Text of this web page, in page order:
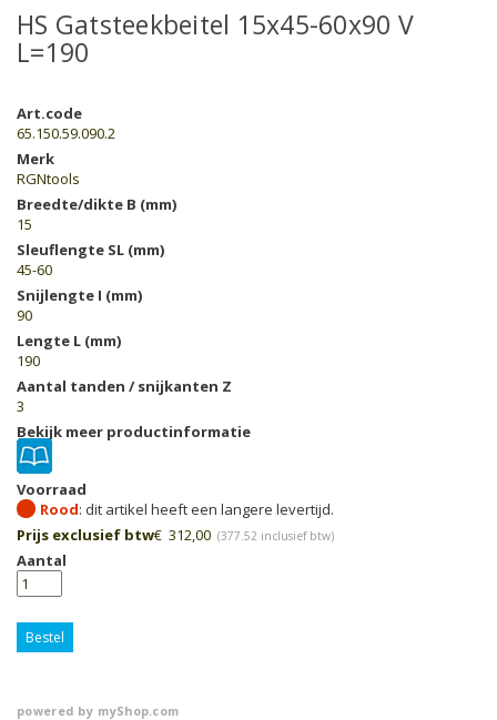
HS Gatsteekbeitel 15x45-60x90 V
L=190
Art.code
65.150.59.090.2
Merk
RGNtools
Breedte/dikte B (mm)
15
Sleuflengte SL (mm)
45-60
Snijlengte I (mm)
90
Lengte L (mm)
190
Aantal tanden / snijkanten Z
3
Bekijk meer productinformatie
Voorraad
Rood
Prijs exclusief btw€ 312,00 (377.52 inclusief btw)
Aantal
Bestel
powered by myShop.com